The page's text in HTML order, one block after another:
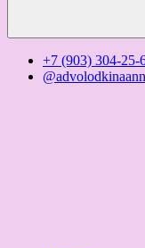
+7 (903) 304-25-
@advolodkinaann